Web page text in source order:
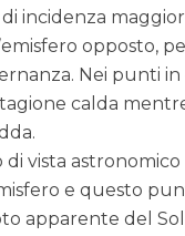
incidenza
opposto,
Nei punti
calda
di vista
e questo
apparente del